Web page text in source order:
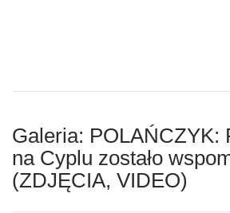
Galeria: POLAŃCZYK:
na Cyplu zostało
(ZDJĘCIA, VIDEO)